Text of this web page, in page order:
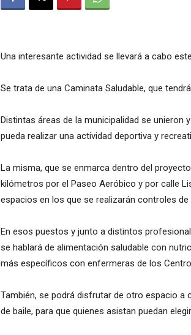
Una interesante actividad se llevará a cabo
Se trata de una Caminata Saludable, que
Distintas áreas de la municipalidad se unieron
pueda realizar una actividad deportiva y
La misma, que se enmarca dentro del
kilómetros por el Paseo Aeróbico y por calle
espacios en los que se realizarán controles
En esos puestos y junto a distintos
se hablará de alimentación saludable con
más específicos con enfermeras de los
También, se podrá disfrutar de otro espacio a
de baile, para que quienes asistan puedan